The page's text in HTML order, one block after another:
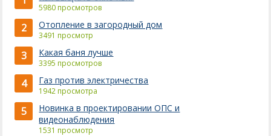
5980 просмотров
2 Отопление в загородный дом
3491 просмотр
3 Какая баня лучше
3395 просмотров
4 Газ против электричества
1942 просмотра
5
Новинка в проектировании ОПС и
видеонаблюдения
1531 просмотр